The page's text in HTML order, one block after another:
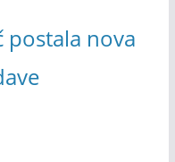
postala nova